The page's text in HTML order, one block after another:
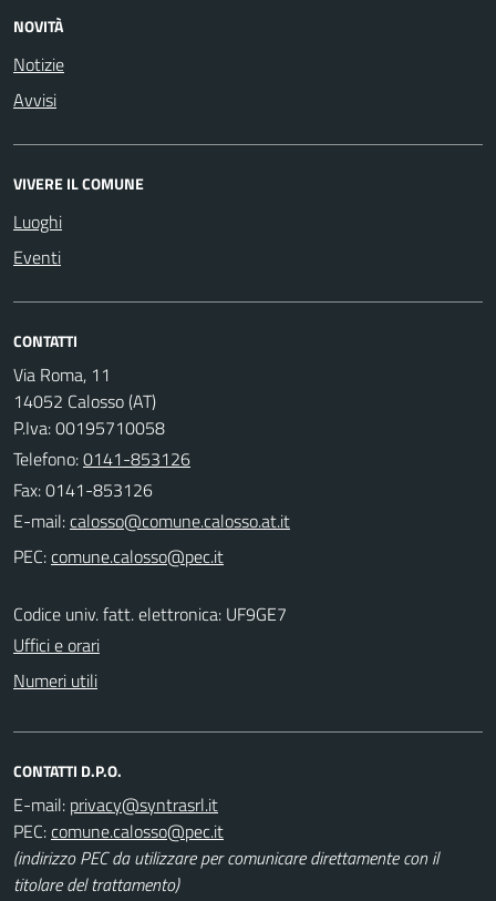
NOVITÀ
Notizie
Avvisi
VIVERE IL COMUNE
Luoghi
Eventi
CONTATTI
Via Roma, 11
14052 Calosso (AT)
P.Iva: 00195710058
Telefono:0141-853126
Fax: 0141-853126
E-mail:
PEC:
Codice univ. fatt. elettronica: UF9GE7
Uffici e orari
Numeri utili
CONTATTI D.P.O.
E-mail:
PEC:
(indirizzo PEC da utilizzare per comunicare direttamente con il
titolare del trattamento)